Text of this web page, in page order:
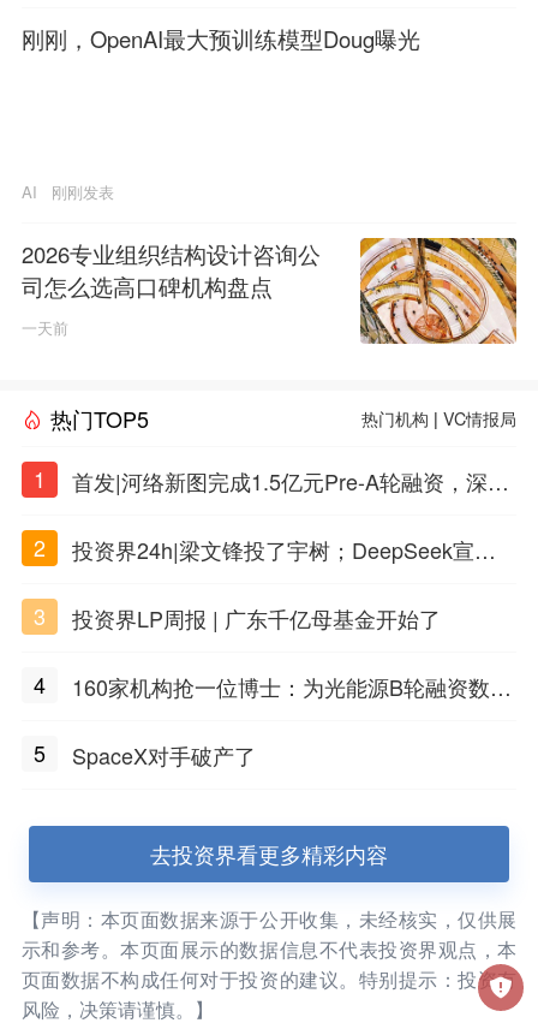
刚刚，OpenAI最大预训练模型Doug曝光
AI 刚刚发表
2026专业组织结构设计咨询公
司怎么选高口碑机构盘点
一天前
热门TOP5 热门机构 |VC情报局
1
首发|河络新图完成1.5亿元Pre-A轮融资，深耕i
2
投资界24h|梁文锋投了宇树；DeepSeek宣布
3
投资界LP周报 | 广东千亿母基金开始了
4
160家机构抢一位博士：为光能源B轮融资数亿
5
SpaceX对手破产了
去投资界看更多精彩内容
【声明：本页面数据来源于公开收集，未经核实，仅供展
示和参考。本页面展示的数据信息不代表投资界观点，本
页面数据不构成任何对于投资的建议。特别提示：投资有
风险，决策请谨慎。】